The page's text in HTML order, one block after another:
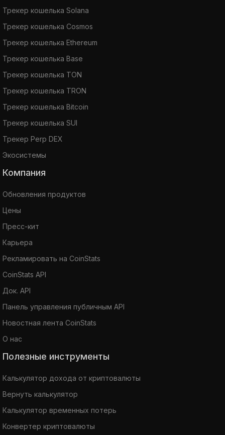
Трекер кошелька Solana
Трекер кошелька Cosmos
Трекер кошелька Ethereum
Трекер кошелька Base
Трекер кошелька TON
Трекер кошелька TRON
Трекер кошелька Bitcoin
Трекер кошелька SUI
Трекер Perp DEX
Экосистемы
Компания
Обновления продуктов
Цены
Пресс-кит
Карьера
Рекламировать на CoinStats
CoinStats API
Док. API
Панель управления публичным API
Новостная лента CoinStats
О нас
Полезные инструменты
Калькулятор дохода от криптовалюты
Вернуть калькулятор
Калькулятор временных потерь
Конвертер криптовалюты